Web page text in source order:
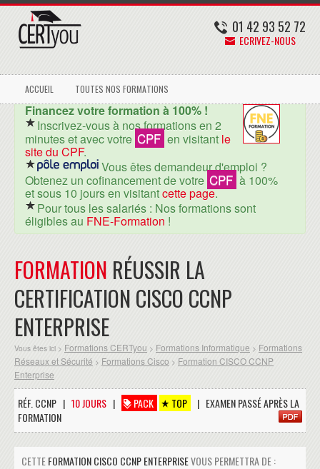
01 42 93 52 72
ECRIVEZ-NOUS
ACCUEIL TOUTES NOS FORMATIONS
Financez votre formation à 100% !
Inscrivez-vous à nos formations en 2
minutes et avec votre CPF en visitant le
site du CPF.
Vous êtes demandeur d'emploi ?
Obtenez un cofinancement de votre CPF à 100%
et sous 10 jours en visitantcette page.
Pour tous les salariés : Nos formations sont
éligibles au FNE-Formation !
FORMATION RÉUSSIR LA
CERTIFICATION CISCO CCNP
ENTERPRISE
Vous êtes ici > Formations CERTyou > Formations Informatique > Formations
Réseaux et Sécurité > Formations Cisco > Formation CISCO CCNP
Enterprise
RÉF. CCNP | 10 JOURS | PACK TOP
| EXAMEN PASSÉ APRÈS LA
FORMATION
CETTEFORMATION CISCO CCNP ENTERPRISEVOUS PERMETTRA DE :